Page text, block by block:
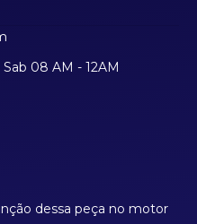
08 AM - 12AM
dessa peça no motor